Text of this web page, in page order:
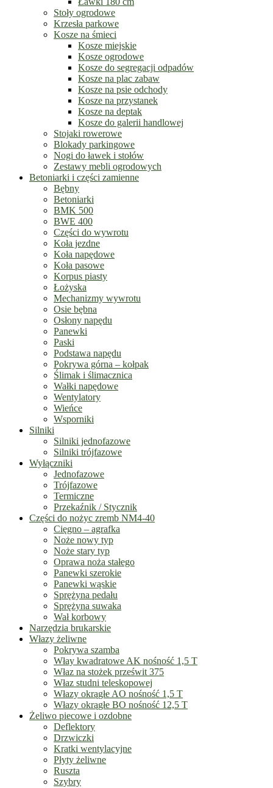
Stoły ogrodowe
Krzesła parkowe
Kosze na śmieci
Kosze miejskie
Kosze ogrodowe
Kosze do segregacji odpadów
Kosze na plac zabaw
Kosze na psie odchody
Kosze na przystanek
Kosze na deptak
Kosze do galerii handlowej
Stojaki rowerowe
Blokady parkingowe
Nogi do ławek i stołów
Zestawy mebli ogrodowych
Betoniarki i części zamienne
Bębny
Betoniarki
BMK 500
BWE 400
Części do wywrotu
Koła jezdne
Koła napędowe
Koła pasowe
Korpus piasty
Łożyska
Mechanizmy wywrotu
Osie bębna
Osłony napędu
Panewki
Paski
Podstawa napędu
Pokrywa górna – kołpak
Ślimak i ślimacznica
Wałki napędowe
Wentylatory
Wieńce
Wsporniki
Silniki
Silniki jednofazowe
Silniki trójfazowe
Wyłączniki
Jednofazowe
Trójfazowe
Termiczne
Przekaźnik / Stycznik
Części do nożyc zremb NM4-40
Cięgno – agrafka
Noże nowy typ
Noże stary typ
Oprawa noża stałego
Panewki szerokie
Panewki wąskie
Sprężyna pedału
Sprężyna suwaka
Wał korbowy
Narzędzia brukarskie
Włazy żeliwne
Pokrywa szamba
Włay kwadratowe AK nośność 1,5 T
Właz na stożek prześwit 375
Właz studni teleskopowej
Włazy okrągłe AO nośność 1,5 T
Włazy okrągłe BO nośność 12,5 T
Żeliwo piecowe i ozdobne
Deflektory
Drzwiczki
Kratki wentylacyjne
Płyty żeliwne
Ruszta
Szybry